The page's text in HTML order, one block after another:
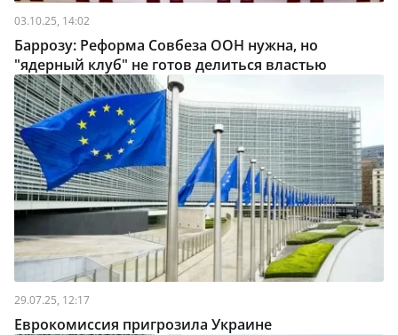
03.10.25, 14:02
Баррозу: Реформа Совбеза ООН нужна, но
"ядерный клуб" не готов делиться властью
29.07.25, 12:17
Еврокомиссия пригрозила Украине